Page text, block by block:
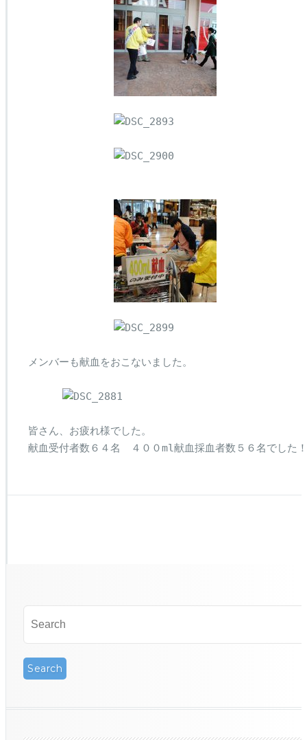
メンバーも献血をおこないました。
皆さん、お疲れ様でした。
献血受付者数６４名　４００ml献血採血者数５６名でした！